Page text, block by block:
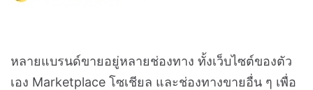
หลายแบรนด์ขายอยู่หลายช่องทาง ทั้งเว็บไซต์ของตัว
เอง Marketplace โซเชียล และช่องทางขายอื่น ๆ เพื่อ